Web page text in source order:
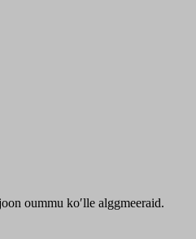
oummu koʹlle alggmeeraid.